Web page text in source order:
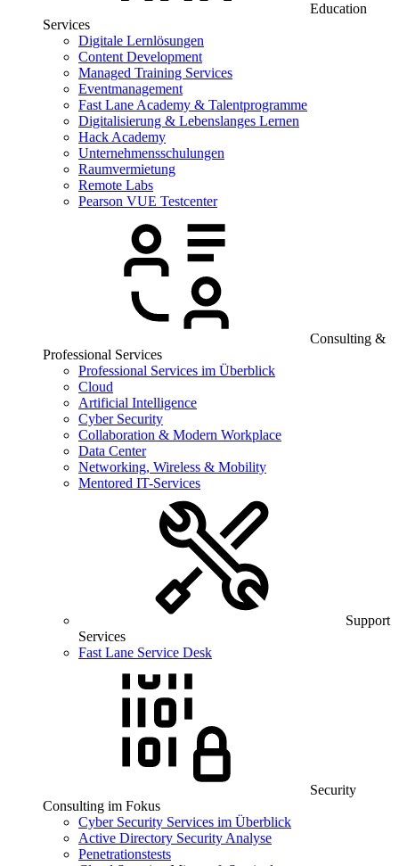
Education
Services
Digitale Lernlösungen
Content Development
Managed Training Services
Eventmanagement
Fast Lane Academy & Talentprogramme
Digitalisierung & Lebenslanges Lernen
Hack Academy
Unternehmensschulungen
Raumvermietung
Remote Labs
Pearson VUE Testcenter
Consulting &
Professional Services
Professional Services im Überblick
Cloud
Artificial Intelligence
Cyber Security
Collaboration & Modern Workplace
Data Center
Networking, Wireless & Mobility
Mentored IT-Services
Support
Services
Fast Lane Service Desk
Security
Consulting im Fokus
Cyber Security Services im Überblick
Active Directory Security Analyse
Penetrationstests